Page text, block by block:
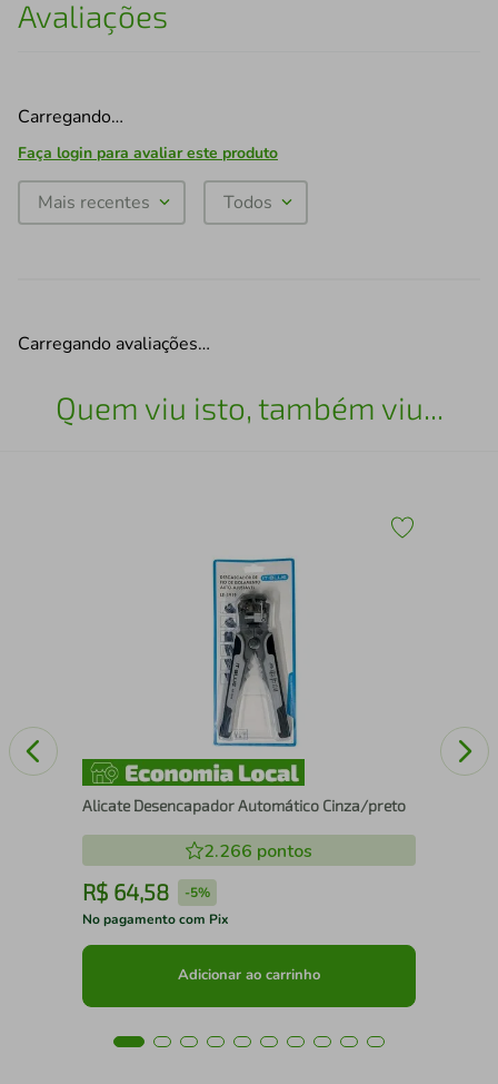
Avaliações
Carregando…
Faça login para avaliar este produto
Mais recentes Todos
Carregando avaliações…
Quem viu isto, também viu...
Alicate Desencapador Automático Cinza/preto
2.266 pontos
R$ 64,58 -5%
No pagamento com Pix
Adicionar ao carrinho